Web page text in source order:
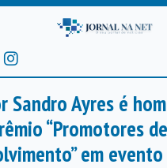
Sandro Ayres é
“Promotores de
em